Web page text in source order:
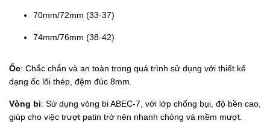
70mm/72mm (33-37)
74mm/76mm (38-42)
Ốc: Chắc chắn và an toàn trong quá trình sử dụng với thiết kế
dạng ốc lõi thép, đệm đúc 8mm.
Vòng bi: Sử dụng vòng bi ABEC-7, với lớp chống bụi, độ bền cao,
giúp cho việc trượt patin trở nên nhanh chóng và mềm mượt.